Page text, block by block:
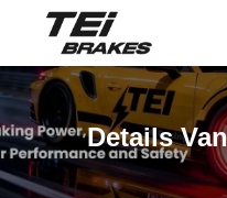
Details